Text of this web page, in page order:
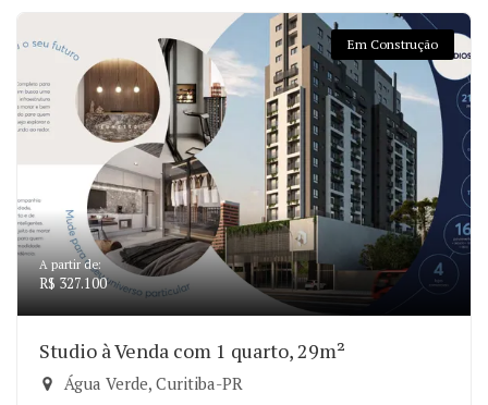
Em Construção
A partir de:
R$ 327.100
Studio à Venda com 1 quarto, 29m²
Água Verde, Curitiba-PR